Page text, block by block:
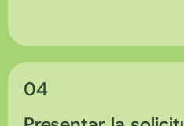
04